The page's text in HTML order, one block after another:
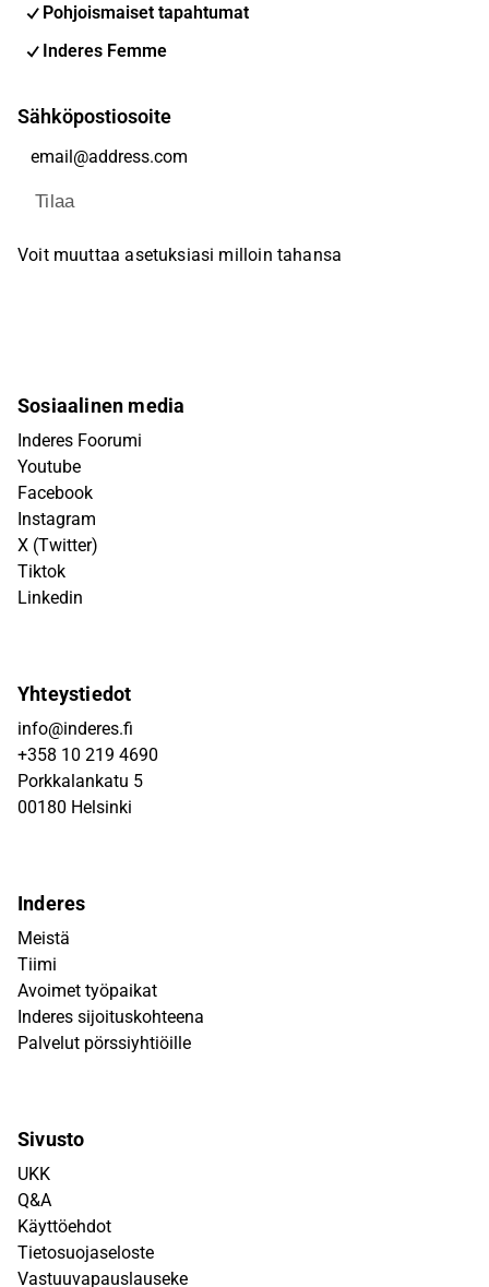
Pohjoismaiset tapahtumat
Inderes Femme
Sähköpostiosoite
Tilaa
Voit muuttaa asetuksiasi milloin tahansa
Sosiaalinen media
Inderes Foorumi
Youtube
Facebook
Instagram
X (Twitter)
Tiktok
Linkedin
Yhteystiedot
info@inderes.fi
+358 10 219 4690
Porkkalankatu 5
00180 Helsinki
Inderes
Meistä
Tiimi
Avoimet työpaikat
Inderes sijoituskohteena
Palvelut pörssiyhtiöille
Sivusto
UKK
Q&A
Käyttöehdot
Tietosuojaseloste
Vastuuvapauslauseke